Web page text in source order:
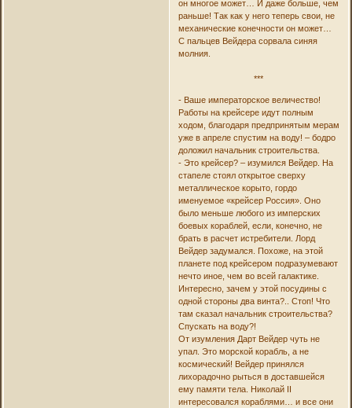
он многое может… И даже больше, чем
раньше! Так как у него теперь свои, не
механические конечности он может…
С пальцев Вейдера сорвала синяя
молния.
***
- Ваше императорское величество!
Работы на крейсере идут полным
ходом, благодаря предпринятым мерам
уже в апреле спустим на воду! – бодро
доложил начальник строительства.
- Это крейсер? – изумился Вейдер. На
стапеле стоял открытое сверху
металлическое корыто, гордо
именуемое «крейсер Россия». Оно
было меньше любого из имперских
боевых кораблей, если, конечно, не
брать в расчет истребители. Лорд
Вейдер задумался. Похоже, на этой
планете под крейсером подразумевают
нечто иное, чем во всей галактике.
Интересно, зачем у этой посудины с
одной стороны два винта?.. Стоп! Что
там сказал начальник строительства?
Спускать на воду?!
От изумления Дарт Вейдер чуть не
упал. Это морской корабль, а не
космический! Вейдер принялся
лихорадочно рыться в доставшейся
ему памяти тела. Николай II
интересовался кораблями… и все они